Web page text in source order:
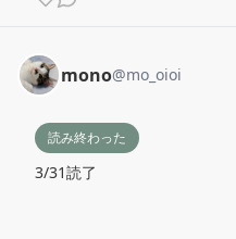
mono@mo_oioi
読み終わった
3/31読了